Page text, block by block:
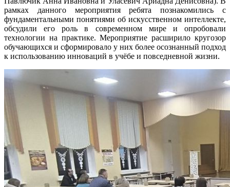
рамках данного мероприятия ребята познакомились с
фундаментальными понятиями об искусственном интеллекте,
обсудили его роль в современном мире и опробовали
технологии на практике. Мероприятие расширило кругозор
обучающихся и сформировало у них более осознанный подход
к использованию инноваций в учёбе и повседневной жизни.